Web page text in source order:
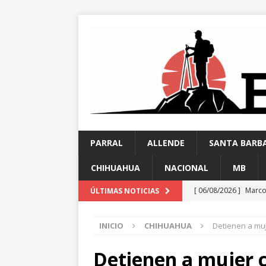
PARRAL ALLENDE SANTA
CHIHUAHUA NACIONAL MB
ÚLTIMAS NOTICIAS [ 06/08/2026 ]
[ 05/08/2026 ]
requiere al menos
INICIO CHIHUAHUA Detienen a
Detienen a mujer